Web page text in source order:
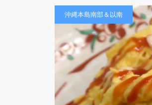
沖縄本島南部＆以南